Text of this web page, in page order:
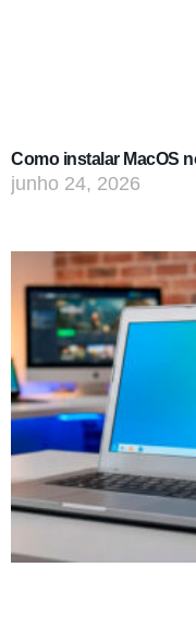
Como instalar MacOS
junho 24, 2026